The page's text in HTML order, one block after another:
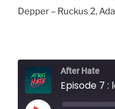
Depper – Ruckus 2,
After Hate
Episode 7